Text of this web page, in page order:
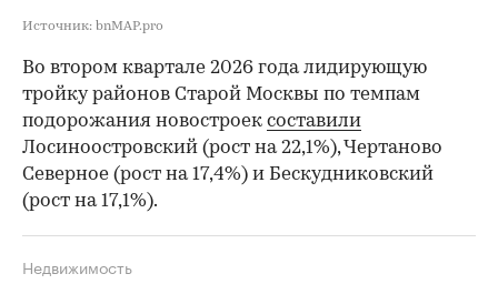
Источник: bnMAP.pro
Во втором квартале 2026 года лидирующую
тройку районов Старой Москвы по темпам
подорожания новостроек составили
Лосиноостровский (рост на 22,1%), Чертаново
Северное (рост на 17,4%) и Бескудниковский
(рост на 17,1%).
Недвижимость